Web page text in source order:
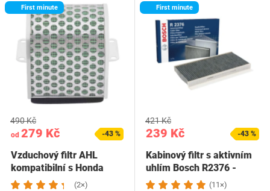
First minute
od 279 Kč
490 Kč
-43 %
Vzduchový filtr AHL
kompatibilní s Honda
CB500F CB500X…
(2×)
First minute
239 Kč
421 Kč
-43 %
Kabinový filtr s aktivním
uhlím Bosch R2376 -
filtruje…
(11×)